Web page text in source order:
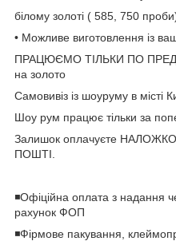
білому золоті ( 585, 750
• Можливе виготовлення із
ПРАЦЮЄМО ТІЛЬКИ ПО
на золото
Самовивіз із шоуруму в місті
Шоу рум працює тільки за
Залишок оплачуєте
ПОШТІ.
◾️Офіційна оплата з надання
рахунок ФОП
◾️Фірмове пакування,